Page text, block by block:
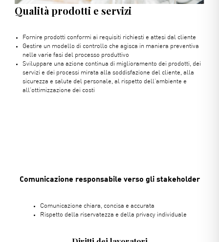
Qualità prodotti e servizi
Fornire prodotti conformi ai requisiti richiesti e attesi dal cliente
Gestire un modello di controllo che agisca in maniera preventiva
nelle varie fasi del processo produttivo
Sviluppare una azione continua di miglioramento dei prodotti, dei
servizi e dei processi mirata alla soddisfazione del cliente, alla
sicurezza e salute del personale, al rispetto dell’ambiente e
all’ottimizzazione dei costi
Comunicazione responsabile verso gli stakeholder
Comunicazione chiara, concisa e accurata
Rispetto della riservatezza e della privacy individuale